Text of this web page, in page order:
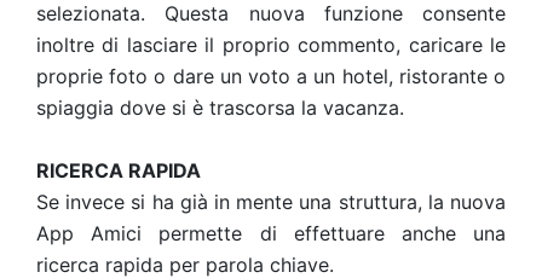
selezionata. Questa nuova funzione consente
inoltre di lasciare il proprio commento, caricare le
proprie foto o dare un voto a un hotel, ristorante o
spiaggia dove si è trascorsa la vacanza.
RICERCA RAPIDA
Se invece si ha già in mente una struttura, la nuova
App Amici permette di effettuare anche una
ricerca rapida per parola chiave.